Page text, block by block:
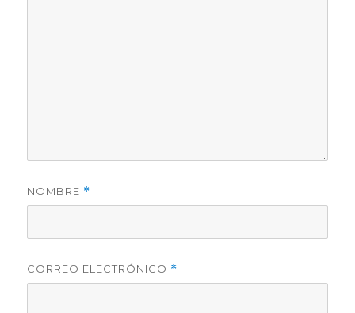
NOMBRE *
CORREO ELECTRÓNICO *